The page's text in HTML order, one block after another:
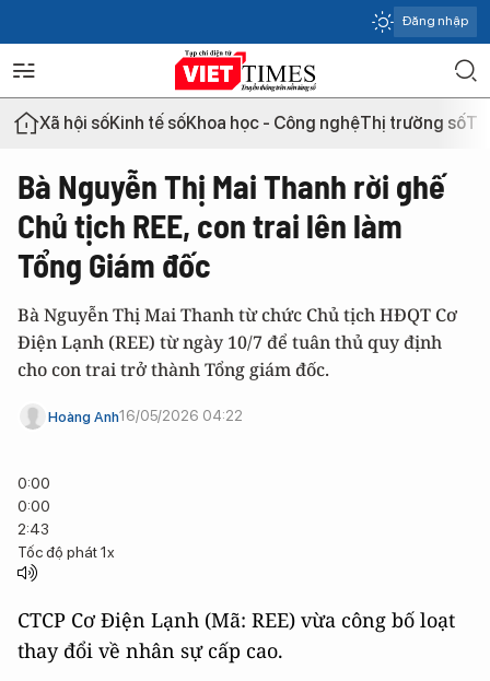
Đăng nhập
Xã hội sốKinh tế sốKhoa học - Công nghệThị trường số
Bà Nguyễn Thị Mai Thanh rời ghế
Chủ tịch REE, con trai lên làm
Tổng Giám đốc
Bà Nguyễn Thị Mai Thanh từ chức Chủ tịch HĐQT Cơ
Điện Lạnh (REE) từ ngày 10/7 để tuân thủ quy định
cho con trai trở thành Tổng giám đốc.
Hoàng Anh16/05/2026 04:22
0:00
0:00
2:43
Tốc độ phát1x
CTCP Cơ Điện Lạnh (Mã: REE) vừa công bố loạt
thay đổi về nhân sự cấp cao.